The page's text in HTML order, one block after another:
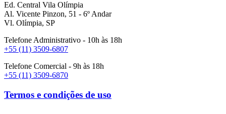
Ed. Central Vila Olímpia
Al. Vicente Pinzon, 51 - 6º Andar
Vl. Olímpia, SP
Telefone Administrativo - 10h às 18h
+55 (11) 3509-6807
Telefone Comercial - 9h às 18h
+55 (11) 3509-6870
Termos e condições de uso